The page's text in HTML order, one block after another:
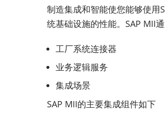
制造集成和智能使您能够使用
统基础设施的性能。SAP MII
工厂系统连接器
业务逻辑服务
集成场景
SAP MII的主要集成组件如下